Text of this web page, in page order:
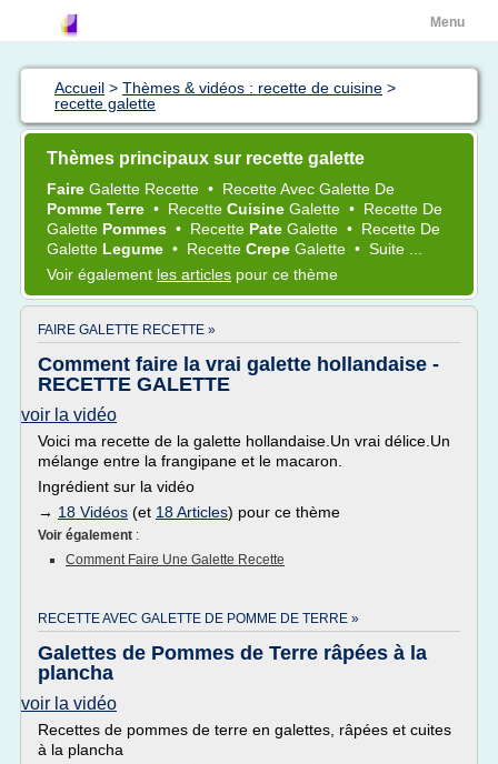
Menu
Accueil > Thèmes & vidéos : recette de cuisine >
recette galette
Thèmes principaux sur recette galette
Faire Galette Recette • RecetteAvec Galette De
Pomme Terre • Recette Cuisine Galette • Recette De
Galette Pommes • Recette Pate Galette • Recette De
Galette Legume • Recette Crepe Galette • Suite ...
Voir également les articles pour ce thème
FAIRE GALETTE RECETTE »
Comment faire la vrai galette hollandaise -
RECETTE GALETTE
voir la vidéo
Voici ma recette de la galette hollandaise.Un vrai délice.Un
mélange entre la frangipane et le macaron.
Ingrédient sur la vidéo
→ 18 Vidéos (et 18 Articles) pour ce thème
Voir également :
Comment Faire Une Galette Recette
RECETTE AVEC GALETTE DE POMME DE TERRE »
Galettes de Pommes de Terre râpées à la
plancha
voir la vidéo
Recettes de pommes de terre en galettes, râpées et cuites
à la plancha